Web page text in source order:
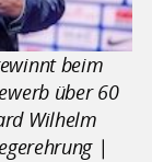
beim
über 60
Wilhelm
|